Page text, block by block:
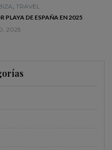
, TRAVEL
PLAYA DE ESPAÑA EN 2025
2025